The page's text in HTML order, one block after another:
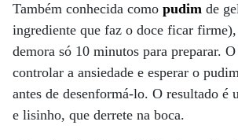
Também conhecida como pudim de
ingrediente que faz o doce ficar firme),
demora só 10 minutos para preparar.
controlar a ansiedade e esperar o
antes de desenformá-lo. O resultado é
e lisinho, que derrete na boca.